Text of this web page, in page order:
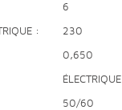
6
230
0,650
ÉLECTRIQUE
50/60